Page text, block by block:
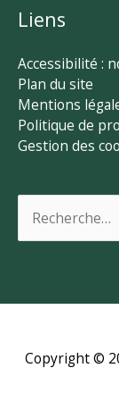
Liens
Accessibilité :
Plan du site
Mentions
Politique de
Gestion des
Copyright ©